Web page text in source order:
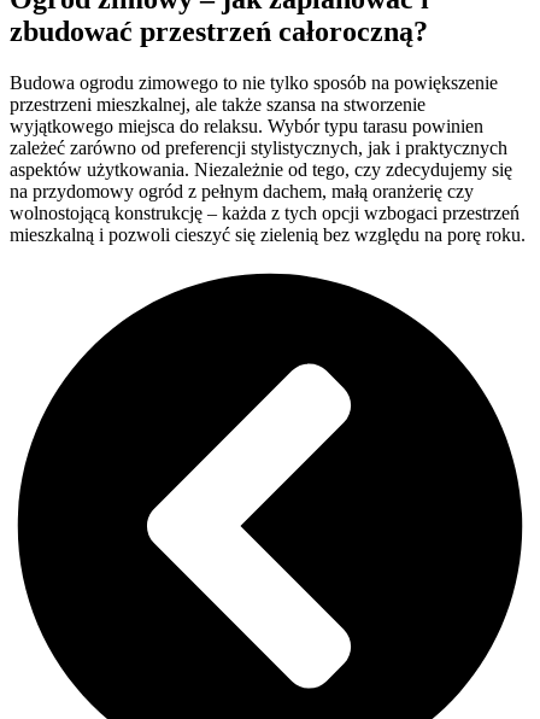
zbudować przestrzeń całoroczną?
Budowa ogrodu zimowego to nie tylko sposób na powiększenie
przestrzeni mieszkalnej, ale także szansa na stworzenie
wyjątkowego miejsca do relaksu. Wybór typu tarasu powinien
zależeć zarówno od preferencji stylistycznych, jak i praktycznych
aspektów użytkowania. Niezależnie od tego, czy zdecydujemy się
na przydomowy ogród z pełnym dachem, małą oranżerię czy
wolnostojącą konstrukcję – każda z tych opcji wzbogaci przestrzeń
mieszkalną i pozwoli cieszyć się zielenią bez względu na porę roku.